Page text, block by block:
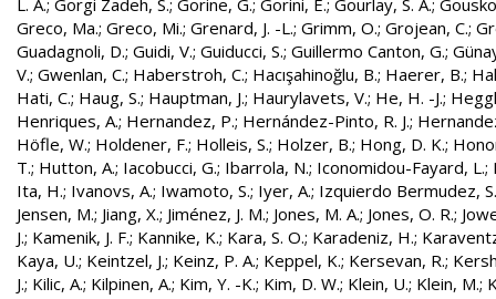
L. A.; Gorgi Zadeh, S.; Gorine, G.; Gorini, E.; Gourlay, S. A.;
Greco, Ma.; Greco, Mi.; Grenard, J. -L.; Grimm, O.; Grojean, C.;
Guadagnoli, D.; Guidi, V.; Guiducci, S.; Guillermo Canton, G.;
V.; Gwenlan, C.; Haberstroh, C.; Hacışahinoğlu, B.; Haerer, B.;
Hati, C.; Haug, S.; Hauptman, J.; Haurylavets, V.; He, H. -J.;
Henriques, A.; Hernandez, P.; Hernández-Pinto, R. J.;
Höfle, W.; Holdener, F.; Holleis, S.; Holzer, B.; Hong, D. K.;
T.; Hutton, A.; Iacobucci, G.; Ibarrola, N.; Iconomidou-Fayard, L.;
Ita, H.; Ivanovs, A.; Iwamoto, S.; Iyer, A.; Izquierdo Bermudez, S.
Jensen, M.; Jiang, X.; Jiménez, J. M.; Jones, M. A.; Jones, O. R.;
J.; Kamenik, J. F.; Kannike, K.; Kara, S. O.; Karadeniz, H.;
Kaya, U.; Keintzel, J.; Keinz, P. A.; Keppel, K.; Kersevan, R.;
J.; Kilic, A.; Kilpinen, A.; Kim, Y. -K.; Kim, D. W.; Klein, U.; Klein, M.;